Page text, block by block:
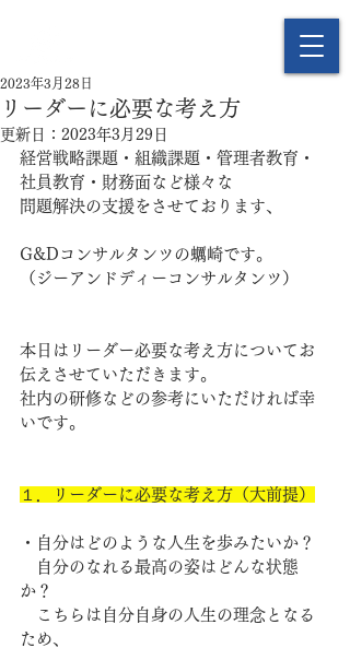
リーダーに必要な考え方
2023年3月28日
更新日： 2023年3月29日
経営戦略課題・組織課題・管理者教育・
社員教育・財務面など様々な
問題解決の支援をさせております、
G&Dコンサルタンツの蠣崎です。
（ジーアンドディーコンサルタンツ）
本日はリーダー必要な考え方についてお
伝えさせていただきます。
社内の研修などの参考にいただければ幸
いです。
１．リーダーに必要な考え方（大前提）
・自分はどのような人生を歩みたいか？
自分のなれる最高の姿はどんな状態
か？
こちらは自分自身の人生の理念となる
ため、